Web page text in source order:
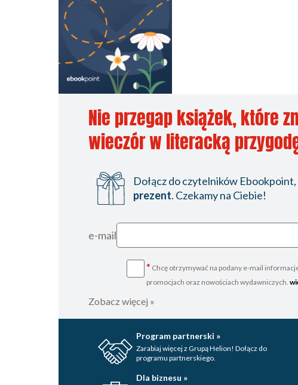
Nie przegap książek, które
wieczór w literacką
Dołącz do czytelników
prezent. Czekamy na Ciebie!
e-mail
* Chcę otrzymywać na podany e-mail
promocjach oraz nowościach wydawniczych.
Zobacz więcej »
Program partnerski »
Zarabiaj więcej z Grupą Helion! Dołącz do
programu partnerskiego.
Dla biznesu »